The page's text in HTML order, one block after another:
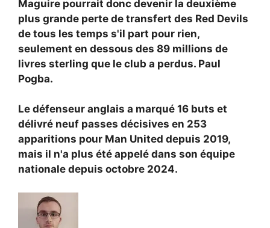
Maguire pourrait donc devenir la deuxième
plus grande perte de transfert des Red Devils
de tous les temps s'il part pour rien,
seulement en dessous des 89 millions de
livres sterling que le club a perdus. Paul
Pogba.
Le défenseur anglais a marqué 16 buts et
délivré neuf passes décisives en 253
apparitions pour Man United depuis 2019,
mais il n'a plus été appelé dans son équipe
nationale depuis octobre 2024.